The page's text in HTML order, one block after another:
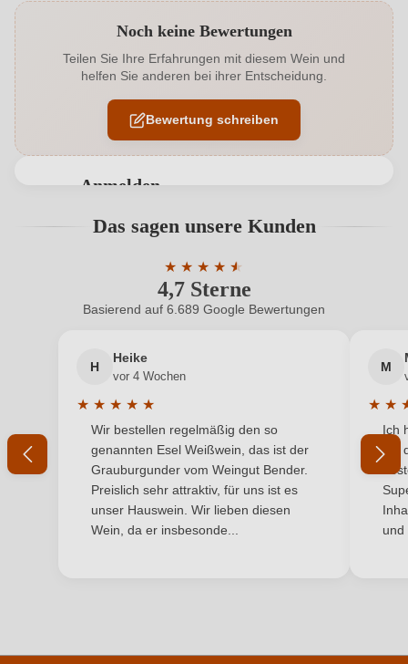
Alkoholgehalt in % 12 %
Allergene Enthält Sulfite
Auszeichnungen Luca Maroni, Vinibuoni
Casa Vinicola Coppi Antonio Michele srl, S.P. Turi -
Gioia del Colle snc, 70010 Turi, Italien
Land Italien
Qualität IGP
Malvasia
Noch keine Bewertungen
Teilen Sie Ihre Erfahrungen mit diesem Wein und
helfen Sie anderen bei ihrer Entscheidung.
Bewertung schreiben
Anmelden
Benutzern abgegeben werden. Bitte loggen Sie sich
Neuer Kunde? Neuer Kunde?
Ihre E-Mail-Adresse
Ihr Passwort
Ich habe mein Passwort vergessen
Das sagen unsere Kunden
4,7 Sterne
★ ★ ★ ★ ★
★
Durchschnittliche Bewertung von 4.7
Basierend auf 6.689 Google Bewertungen
H
Heike
vor 4 Wochen
★ ★ ★ ★ ★
Durchschnittliche Bewertung von 5 von 5 Sternen
Wir bestellen regelmäßig den so
genannten Esel Weißwein, das ist der
Grauburgunder vom Weingut Bender.
Preislich sehr attraktiv, für uns ist es
unser Hauswein. Wir lieben diesen
Wein, da er insbesonde...
M
★ ★
Ich
mit
und